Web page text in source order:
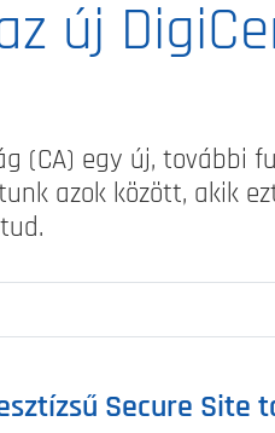
új
(CA) egy új, további
azok között, akik
Secure Site